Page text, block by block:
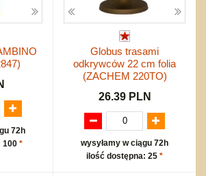
72h
100 *
Globus trasami
odkrywców 22 cm folia
(ZACHEM 220TO)
26.39 PLN
wysyłamy w ciągu 72h
ilość dostępna: 25 *